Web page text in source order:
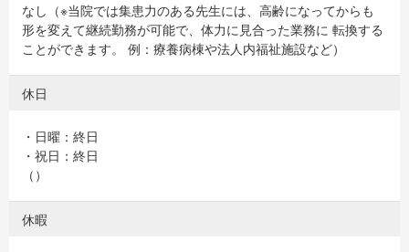
なし（※当院では集患力のある先生には、高齢になってからも
形を変えて継続勤務が可能で、体力に見合った業務に 転換する
ことができます。 例：療養病棟や法人内福祉施設など）
休日
・日曜：終日
・祝日：終日
（）
休暇